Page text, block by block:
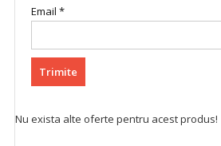
Email *
Nu exista alte oferte pentru acest produs!